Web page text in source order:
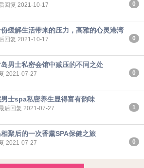
0
回复 2021-10-17
0
缓解生活带来的压力，高雅的心灵港湾
回复 2021-10-17
0
男士私密会馆中减压的不同之处
2021-07-27
1
士spa私密养生显得富有韵味
后回复 2021-07-27
0
聚后的一次香薰SPA保健之旅
2021-07-27